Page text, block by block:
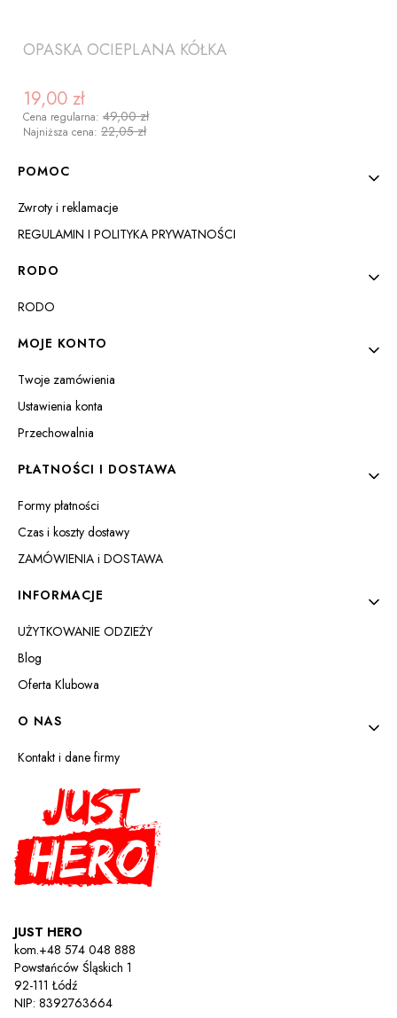
OPASKA OCIEPLANA KÓŁKA
Cena promocyjna
19,00 zł
Cena regularna: 49,00 zł
Najniższa cena: 22,05 zł
Linki w stopce
POMOC
Zwroty i reklamacje
REGULAMIN I POLITYKA PRYWATNOŚCI
RODO
RODO
MOJE KONTO
Twoje zamówienia
Ustawienia konta
Przechowalnia
PŁATNOŚCI I DOSTAWA
Formy płatności
Czas i koszty dostawy
ZAMÓWIENIA i DOSTAWA
INFORMACJE
UŻYTKOWANIE ODZIEŻY
Blog
Oferta Klubowa
O NAS
Kontakt i dane firmy
JUST HERO
kom.+48 574 048 888
Powstańców Śląskich 1
92-111 Łódź
NIP: 8392763664